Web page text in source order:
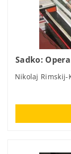
Sadko:
Nikolaj Rimskij-